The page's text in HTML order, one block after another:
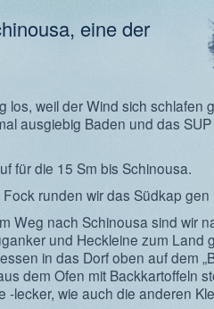
eine der
los, weil der Wind sich schlafen
ausgiebig Baden und das SUP
für die 15 Sm bis Schinousa.
runden wir das Südkap gen
Weg nach Schinousa sind wir
und Heckleine zum Land
in das Dorf oben auf dem
dem Ofen mit Backkartoffeln
-lecker, wie auch die anderen